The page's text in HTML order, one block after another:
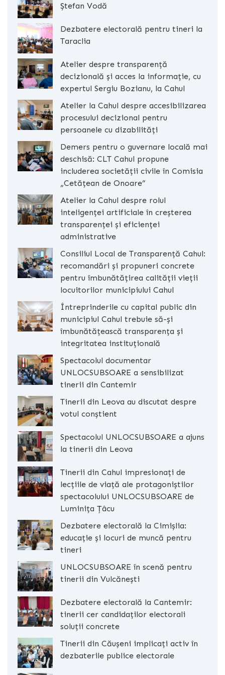
Ștefan Vodă
Dezbatere electorală pentru tineri la
Taraclia
Atelier despre transparență
decizională și acces la informație, cu
expertul Sergiu Bozianu, la Cahul
Atelier la Cahul despre accesibilizarea
procesului decizional pentru
persoanele cu dizabilități
Demers pentru o guvernare locală mai
deschisă: CLT Cahul propune
includerea societății civile în Comisia
„Cetățean de Onoare”
Atelier la Cahul despre rolul
inteligenței artificiale în creșterea
transparenței și eficienței
administrative
Consiliul Local de Transparență Cahul:
recomandări și propuneri concrete
pentru îmbunătățirea calității vieții
locuitorilor municipiului Cahul
Întreprinderile cu capital public din
municipiul Cahul trebuie să-și
îmbunătățească transparența și
integritatea instituțională
Spectacolul documentar
UNLOCSUBSOARE a sensibilizat
tinerii din Cantemir
Tinerii din Leova au discutat despre
votul conștient
Spectacolul UNLOCSUBSOARE a ajuns
la tinerii din Leova
Tinerii din Cahul impresionați de
lecțiile de viață ale protagoniștilor
spectacolului UNLOCSUBSOARE de
Luminița Țâcu
Dezbatere electorală la Cimișlia:
educație și locuri de muncă pentru
tineri
UNLOCSUBSOARE în scenă pentru
tinerii din Vulcănești
Dezbatere electorală la Cantemir:
tinerii cer candidaților electorali
soluții concrete
Tinerii din Căușeni implicați activ în
dezbaterile publice electorale